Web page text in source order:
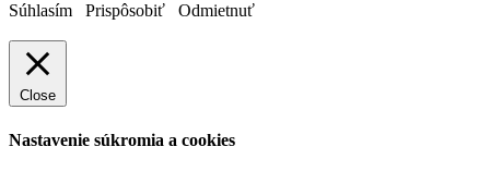
Súhlasím Prispôsobiť Odmietnuť
Close
Nastavenie súkromia a cookies